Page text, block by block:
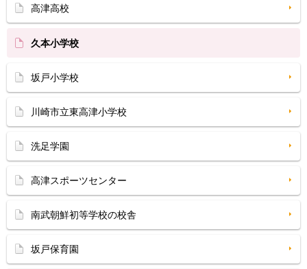
高津高校
久本小学校
坂戸小学校
川崎市立東高津小学校
洗足学園
高津スポーツセンター
南武朝鮮初等学校の校舎
坂戸保育園